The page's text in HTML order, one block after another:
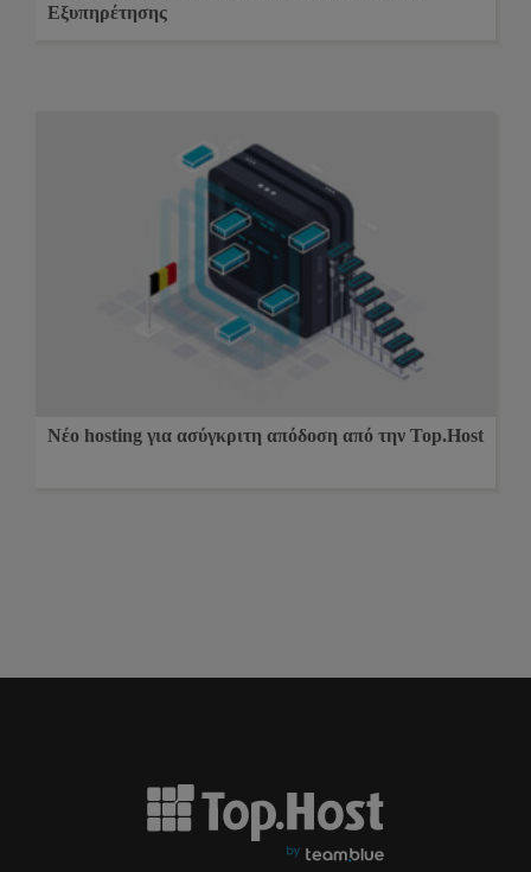
Εξυπηρέτησης
Νέο hosting για ασύγκριτη απόδοση από την Top.Host